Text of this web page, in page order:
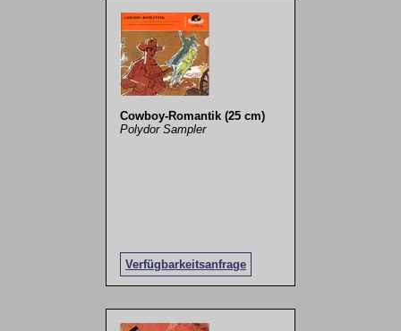
Cowboy-Romantik (25 cm)
Polydor Sampler
Verfügbarkeitsanfrage